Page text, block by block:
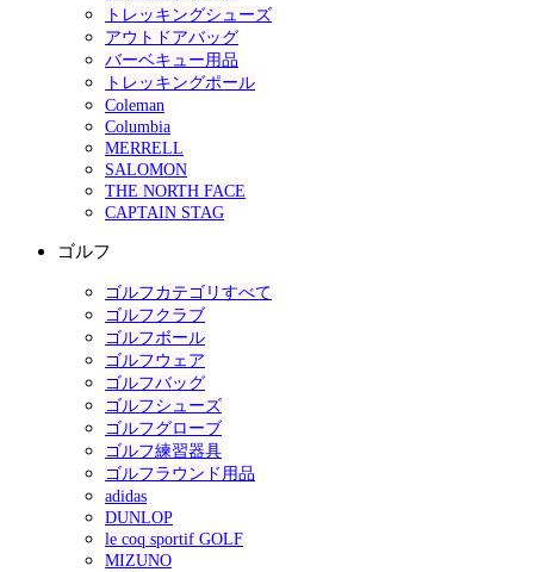
トレッキングシューズ
アウトドアバッグ
バーベキュー用品
トレッキングポール
Coleman
Columbia
MERRELL
SALOMON
THE NORTH FACE
CAPTAIN STAG
ゴルフ
ゴルフカテゴリすべて
ゴルフクラブ
ゴルフボール
ゴルフウェア
ゴルフバッグ
ゴルフシューズ
ゴルフグローブ
ゴルフ練習器具
ゴルフラウンド用品
adidas
DUNLOP
le coq sportif GOLF
MIZUNO